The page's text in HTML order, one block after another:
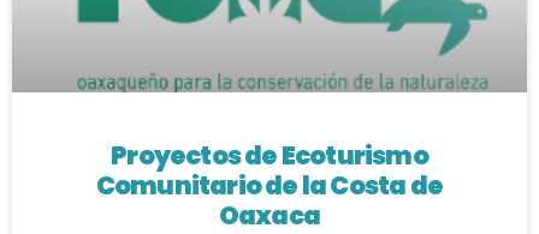
Proyectos de Ecoturismo
Comunitario de la Costa de
Oaxaca